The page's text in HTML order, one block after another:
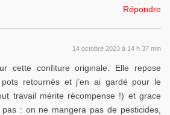
Répondre
14 octobre 2023 à 14 h 37 min
cette confiture originale. Elle repose
retournés et j’en ai gardé pour le
travail mérite récompense !) et grace
: on ne mangera pas de pesticides,